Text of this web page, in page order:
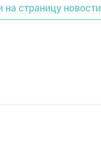
на страницу новости